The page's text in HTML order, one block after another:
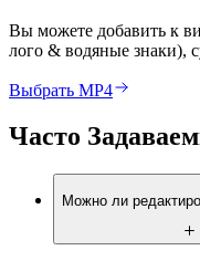
Вы можете добавить к
лого & водяные знаки),
Выбрать MP4
Часто